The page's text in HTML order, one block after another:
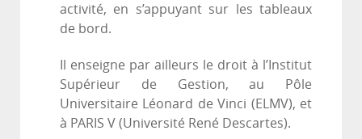
activité, en s’appuyant sur les tableaux
de bord.
Il enseigne par ailleurs le droit à l’Institut
Supérieur de Gestion, au Pôle
Universitaire Léonard de Vinci (ELMV), et
à PARIS V (Université René Descartes).